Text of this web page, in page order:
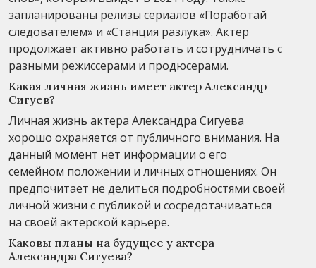
запланированы релизы сериалов «Поработай
следователем» и «Станция разлука». Актер
продолжает активно работать и сотрудничать с
разными режиссерами и продюсерами.
Какая личная жизнь имеет актер Александр
Сигуев?
Личная жизнь актера Александра Сигуева
хорошо охраняется от публичного внимания. На
данный момент нет информации о его
семейном положении и личных отношениях. Он
предпочитает не делиться подробностями своей
личной жизни с публикой и сосредотачиваться
на своей актерской карьере.
Каковы планы на будущее у актера
Александра Сигуева?